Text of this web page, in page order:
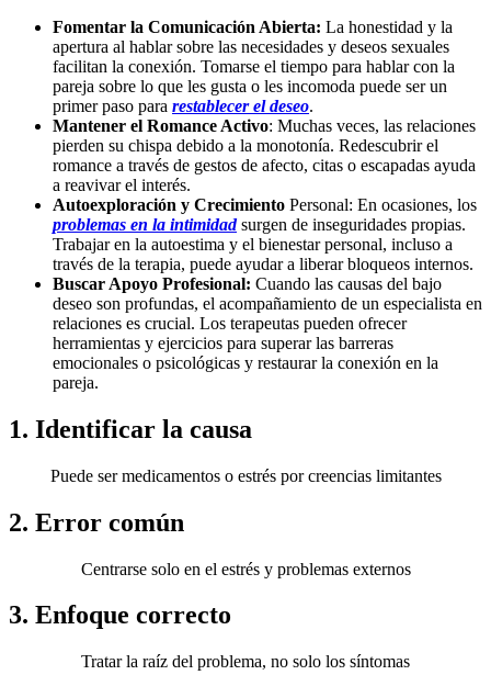
Fomentar la Comunicación Abierta: La honestidad y la
apertura al hablar sobre las necesidades y deseos sexuales
facilitan la conexión. Tomarse el tiempo para hablar con la
pareja sobre lo que les gusta o les incomoda puede ser un
primer paso para restablecer el deseo.
Mantener el Romance Activo: Muchas veces, las relaciones
pierden su chispa debido a la monotonía. Redescubrir el
romance a través de gestos de afecto, citas o escapadas ayuda
a reavivar el interés.
Autoexploración y Crecimiento Personal: En ocasiones, los
problemas en la intimidadsurgen de inseguridades propias.
Trabajar en la autoestima y el bienestar personal, incluso a
través de la terapia, puede ayudar a liberar bloqueos internos.
Buscar Apoyo Profesional: Cuando las causas del bajo
deseo son profundas, el acompañamiento de un especialista en
relaciones es crucial. Los terapeutas pueden ofrecer
herramientas y ejercicios para superar las barreras
emocionales o psicológicas y restaurar la conexión en la
pareja.
1. Identificar la causa
Puede ser medicamentos o estrés por creencias limitantes
2. Error común
Centrarse solo en el estrés y problemas externos
3. Enfoque correcto
Tratar la raíz del problema, no solo los síntomas